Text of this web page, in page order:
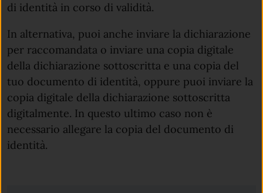
di identità in corso di validità.
In alternativa, puoi anche inviare la dichiarazione
per raccomandata o inviare una copia digitale
della dichiarazione sottoscritta e una copia del
tuo documento di identità, oppure puoi inviare la
copia digitale della dichiarazione sottoscritta
digitalmente. In questo ultimo caso non è
necessario allegare la copia del documento di
identità.